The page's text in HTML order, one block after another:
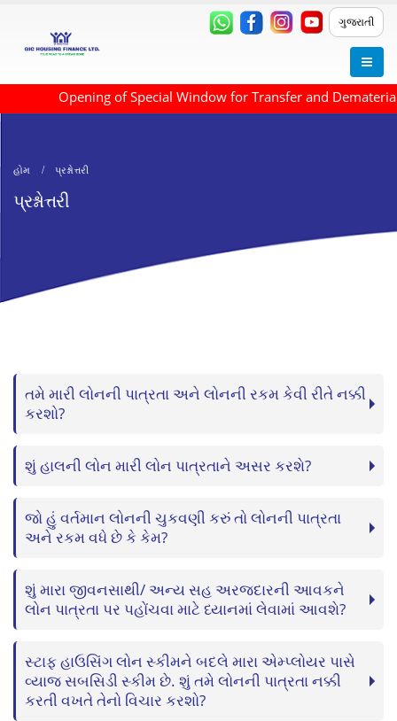
ગુજરાતી
Opening of Special Window for Transfer and
હોમ પ્રશ્નોત્તરી
પ્રશ્નોત્તરી
તમે મારી લોનની પાત્રતા અને લોનની રકમ કેવી રીતે નક્કી
કરશો?
શું હાલની લોન મારી લોન પાત્રતાને અસર કરશે?
જો હું વર્તમાન લોનની ચુકવણી કરું તો લોનની પાત્રતા
અને રકમ વધે છે કે કેમ?
શું મારા જીવનસાથી/ અન્ય સહ અરજદારની આવકને
લોન પાત્રતા પર પહોંચવા માટે ધ્યાનમાં લેવામાં આવશે?
સ્ટાફ હાઉસિંગ લોન સ્કીમને બદલે મારા એમ્પ્લોયર પાસે
વ્યાજ સબસિડી સ્કીમ છે. શું તમે લોનની પાત્રતા નક્કી
કરતી વખતે તેનો વિચાર કરશો?